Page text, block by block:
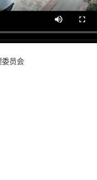
委员会